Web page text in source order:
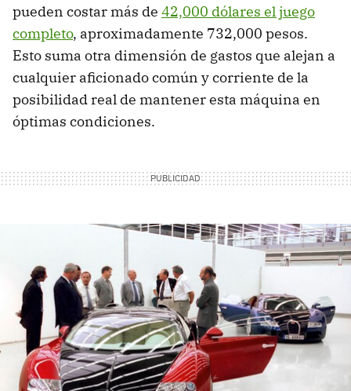
pueden costar más de 42,000 dólares el juego
completo, aproximadamente 732,000 pesos.
Esto suma otra dimensión de gastos que alejan a
cualquier aficionado común y corriente de la
posibilidad real de mantener esta máquina en
óptimas condiciones.